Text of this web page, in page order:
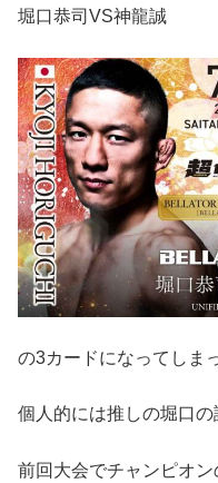
堀口恭司VS神龍誠
の3カードになってしま
個人的には推しの堀口の
前回大会でチャンピオ